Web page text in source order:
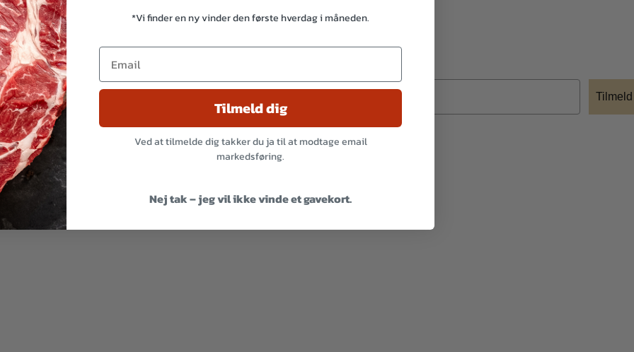
Tilmeld
*Vi finder en ny vinder den første hverdag i måneden.
Tilmeld dig
Ved at tilmelde dig takker du ja til at modtage email
markedsføring.
Nej tak – jeg vil ikke vinde et gavekort.